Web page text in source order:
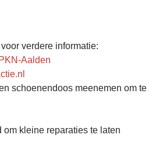
verdere informatie:
Aalden
schoenendoos meenemen om te
kleine reparaties te laten